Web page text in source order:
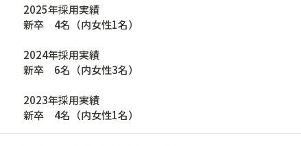
2025年採用実績
新卒 4名（内女性1名）
2024年採用実績
新卒 6名（内女性3名）
2023年採用実績
新卒 4名（内女性1名）